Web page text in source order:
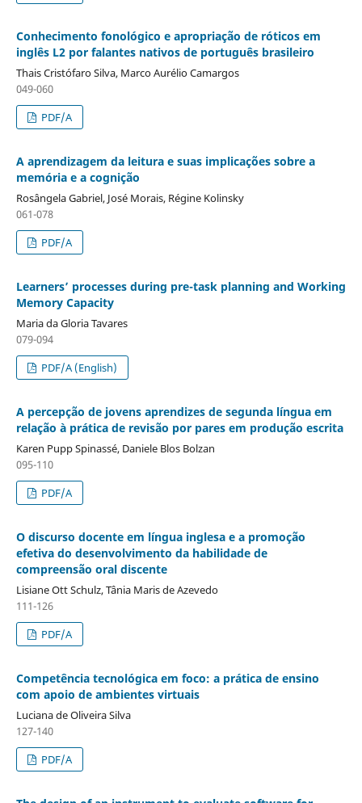
Conhecimento fonológico e apropriação de róticos em
inglês L2 por falantes nativos de português brasileiro
Thais Cristófaro Silva, Marco Aurélio Camargos
049-060
PDF/A
A aprendizagem da leitura e suas implicações sobre a
memória e a cognição
Rosângela Gabriel, José Morais, Régine Kolinsky
061-078
PDF/A
Learners’ processes during pre-task planning and Working
Memory Capacity
Maria da Gloria Tavares
079-094
PDF/A (English)
A percepção de jovens aprendizes de segunda língua em
relação à prática de revisão por pares em produção escrita
Karen Pupp Spinassé, Daniele Blos Bolzan
095-110
PDF/A
O discurso docente em língua inglesa e a promoção
efetiva do desenvolvimento da habilidade de
compreensão oral discente
Lisiane Ott Schulz, Tânia Maris de Azevedo
111-126
PDF/A
Competência tecnológica em foco: a prática de ensino
com apoio de ambientes virtuais
Luciana de Oliveira Silva
127-140
PDF/A